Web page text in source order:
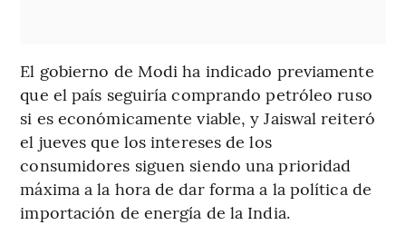
El gobierno de Modi ha indicado previamente
que el país seguiría comprando petróleo ruso
si es económicamente viable, y Jaiswal reiteró
el jueves que los intereses de los
consumidores siguen siendo una prioridad
máxima a la hora de dar forma a la política de
importación de energía de la India.